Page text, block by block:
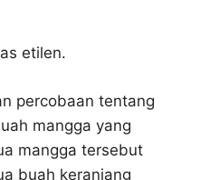
etilen.
percobaan tentang
mangga yang
mangga tersebut
buah keranjang